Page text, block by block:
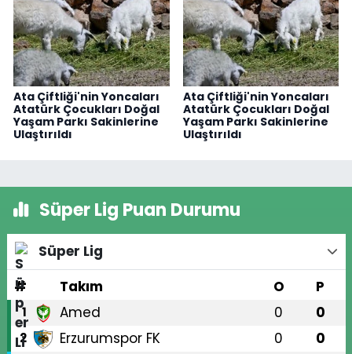
Ata Çiftliği'nin Yoncaları
Atatürk Çocukları Doğal
Yaşam Parkı Sakinlerine
Ulaştırıldı
Ata Çiftliği'nin Yoncaları
Atatürk Çocukları Doğal
Yaşam Parkı Sakinlerine
Ulaştırıldı
Süper Lig Puan Durumu
Süper Lig
#
Takım O P
1 Amed 0 0
2 Erzurumspor FK 0 0